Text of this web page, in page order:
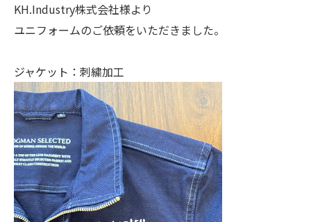
KH.Industry株式会社様より
ユニフォームのご依頼をいただきました。
ジャケット：刺繍加工